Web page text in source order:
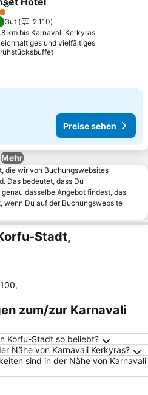
Zu Favoriten hinzufügen
Gut
2.110
km bis Karnavali Kerkyras
und vielfältiges
Preise sehen
Mehr
die wir von Buchungswebsites
Das bedeutet, dass Du
dasselbe Angebot findest, das
wenn Du auf der Buchungswebsite
Stadt,
,
zum/zur Karnavali
Korfu-Stadt so beliebt?
Nähe von Karnavali Kerkyras?
sind in der Nähe von Karnavali